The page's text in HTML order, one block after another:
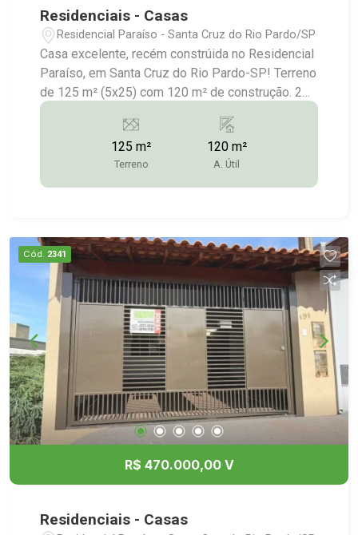
Residenciais - Casas
Residencial Paraíso - Santa Cruz do Rio Pardo/SP
Casa excelente, recém constrúida no Residencial
Paraíso, em Santa Cruz do Rio Pardo-SP! Terreno
de 125 m² (5x25) com 120 m² de construção. 2
dormitórios (1 suíte) Sala Cozinha Banheiro
social Lavanderia coberta Garagem para 2 carros
Mais informações: (14) 3372-2528 / (14) 99743-
9789 (vendas)
125 m²
Terreno
120 m²
A. Útil
Cód. 2341
R$ 470.000,00 V
Residenciais - Casas